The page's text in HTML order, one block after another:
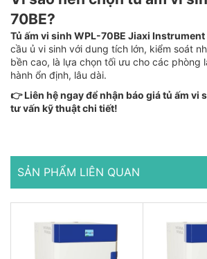
70BE?
Tủ ấm vi sinh WPL-70BE Jiaxi Instrument
cầu ủ vi sinh với dung tích lớn, kiểm soát
bền cao, là lựa chọn tối ưu cho các phòng
hành ổn định, lâu dài.
👉 Liên hệ ngay để nhận báo giá tủ ấm vi
tư vấn kỹ thuật chi tiết!
SẢN PHẨM LIÊN QUAN